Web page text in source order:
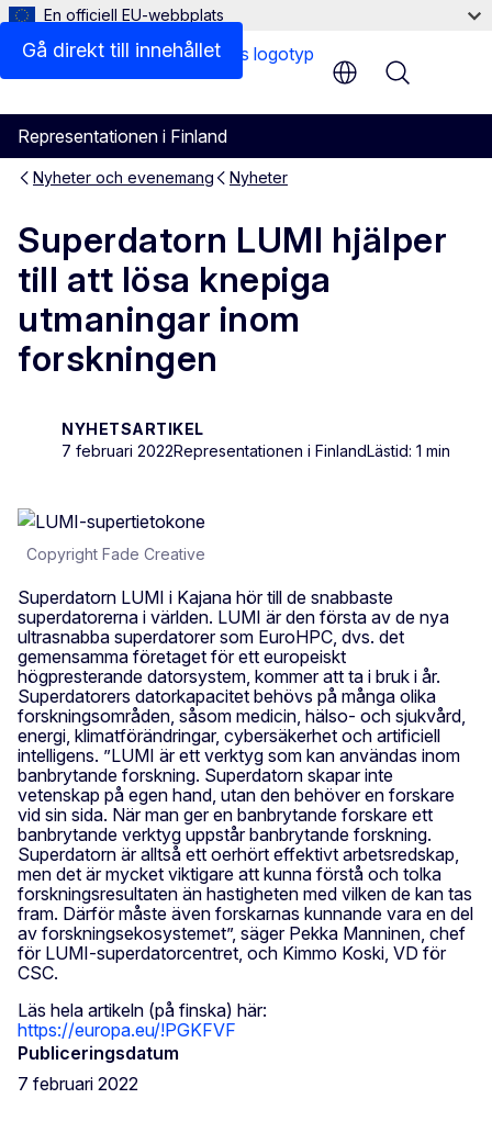
Gå direkt till innehållet
En officiell EU-webbplats
Representationen i Finland
Menu
Nyheter och evenemang Nyheter
Superdatorn LUMI hjälper
till att lösa knepiga
utmaningar inom
forskningen
NYHETSARTIKEL
7 februari 2022Representationen i FinlandLästid: 1 min
Copyright Fade Creative
Superdatorn LUMI i Kajana hör till de snabbaste
superdatorerna i världen. LUMI är den första av de nya
ultrasnabba superdatorer som EuroHPC, dvs. det
gemensamma företaget för ett europeiskt
högpresterande datorsystem, kommer att ta i bruk i år.
Superdatorers datorkapacitet behövs på många olika
forskningsområden, såsom medicin, hälso- och sjukvård,
energi, klimatförändringar, cybersäkerhet och artificiell
intelligens. ”LUMI är ett verktyg som kan användas inom
banbrytande forskning. Superdatorn skapar inte
vetenskap på egen hand, utan den behöver en forskare
vid sin sida. När man ger en banbrytande forskare ett
banbrytande verktyg uppstår banbrytande forskning.
Superdatorn är alltså ett oerhört effektivt arbetsredskap,
men det är mycket viktigare att kunna förstå och tolka
forskningsresultaten än hastigheten med vilken de kan tas
fram. Därför måste även forskarnas kunnande vara en del
av forskningsekosystemet”, säger Pekka Manninen, chef
för LUMI-superdatorcentret, och Kimmo Koski, VD för
CSC.
Läs hela artikeln (på finska) här:
https://europa.eu/!PGKFVF
Publiceringsdatum
7 februari 2022